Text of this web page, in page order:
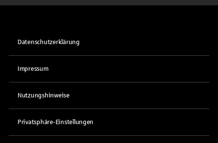
Datenschutzerklärung
Impressum
Nutzungshinweise
Privatsphäre-Einstellungen